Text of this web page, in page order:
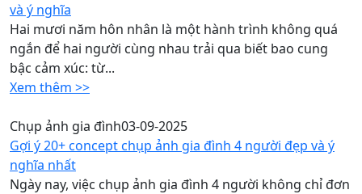
và ý nghĩa
Hai mươi năm hôn nhân là một hành trình không quá
ngắn để hai người cùng nhau trải qua biết bao cung
bậc cảm xúc: từ...
Xem thêm >>
Chụp ảnh gia đình03-09-2025
Gợi ý 20+ concept chụp ảnh gia đình 4 người đẹp và ý
nghĩa nhất
Ngày nay, việc chụp ảnh gia đình 4 người không chỉ đơn